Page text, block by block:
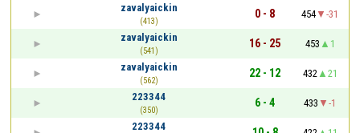
zavalyaickin
(413)
0 - 8 454
-31
zavalyaickin
(541)
16 - 25 453
1
zavalyaickin
(562)
22 - 12 432
21
223344
(350)
6 - 4 433
-1
223344